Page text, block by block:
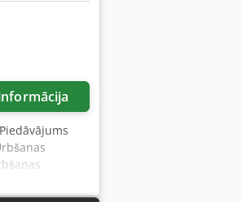
rievas: 580 x
400 V /